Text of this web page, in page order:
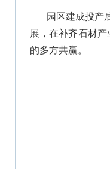
园区建成投产
展，在补齐石材
的多方共赢。